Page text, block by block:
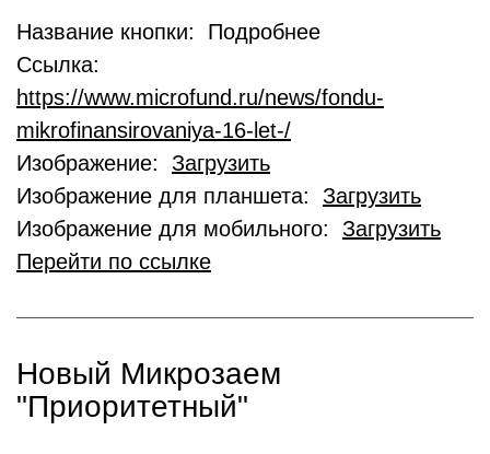
Название кнопки: Подробнее
Ссылка:
https://www.microfund.ru/news/fondu-
mikrofinansirovaniya-16-let-/
Изображение: Загрузить
Изображение для планшета: Загрузить
Изображение для мобильного: Загрузить
Перейти по ссылке
Новый Микрозаем
"Приоритетный"